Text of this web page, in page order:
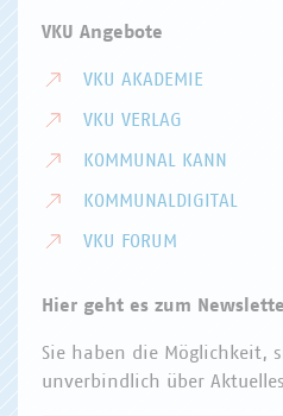
VKU Angebote
VKU AKADEMIE
VKU VERLAG
KOMMUNAL KANN
KOMMUNALDIGITAL
VKU FORUM
Hier geht es zum
Sie haben die Möglichkeit,
unverbindlich über